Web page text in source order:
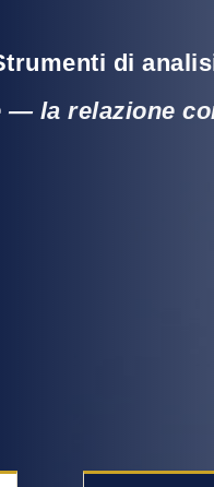
di
la relazione